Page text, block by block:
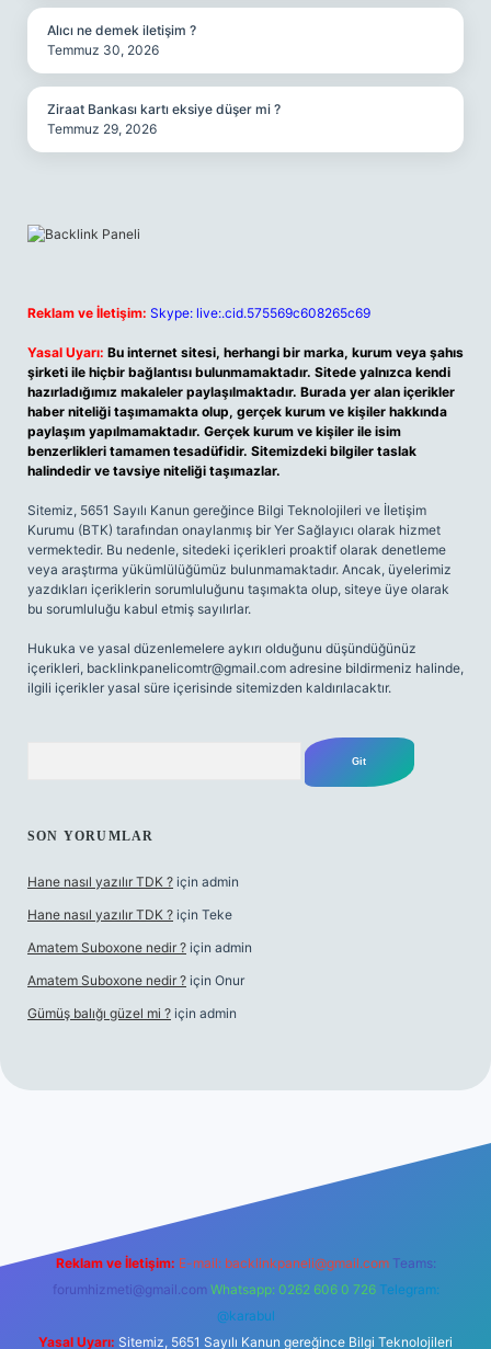
Alıcı ne demek iletişim ?
Temmuz 30, 2026
Ziraat Bankası kartı eksiye düşer mi ?
Temmuz 29, 2026
Reklam ve İletişim: Skype: live:.cid.575569c608265c69
Yasal Uyarı: Bu internet sitesi, herhangi bir marka, kurum veya şahıs
şirketi ile hiçbir bağlantısı bulunmamaktadır. Sitede yalnızca kendi
hazırladığımız makaleler paylaşılmaktadır. Burada yer alan içerikler
haber niteliği taşımamakta olup, gerçek kurum ve kişiler hakkında
paylaşım yapılmamaktadır. Gerçek kurum ve kişiler ile isim
benzerlikleri tamamen tesadüfidir. Sitemizdeki bilgiler taslak
halindedir ve tavsiye niteliği taşımazlar.
Sitemiz, 5651 Sayılı Kanun gereğince Bilgi Teknolojileri ve İletişim
Kurumu (BTK) tarafından onaylanmış bir Yer Sağlayıcı olarak hizmet
vermektedir. Bu nedenle, sitedeki içerikleri proaktif olarak denetleme
veya araştırma yükümlülüğümüz bulunmamaktadır. Ancak, üyelerimiz
yazdıkları içeriklerin sorumluluğunu taşımakta olup, siteye üye olarak
bu sorumluluğu kabul etmiş sayılırlar.
Hukuka ve yasal düzenlemelere aykırı olduğunu düşündüğünüz
içerikleri, backlinkpanelicomtr@gmail.com adresine bildirmeniz halinde,
ilgili içerikler yasal süre içerisinde sitemizden kaldırılacaktır.
SON YORUMLAR
Hane nasıl yazılır TDK ? için admin
Hane nasıl yazılır TDK ? için Teke
Amatem Suboxone nedir ? için admin
Amatem Suboxone nedir ? için Onur
Gümüş balığı güzel mi ? için admin
Reklam ve İletişim: E-mail: backlinkpaneli@gmail.com Teams:
forumhizmeti@gmail.com Whatsapp: 0262 606 0 726 Telegram:
@karabul
Yasal Uyarı: Sitemiz, 5651 Sayılı Kanun gereğince Bilgi Teknolojileri